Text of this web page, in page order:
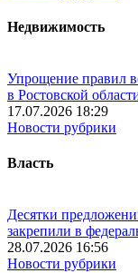
Недвижимость
Упрощение правил
в Ростовской
17.07.2026 18:29
Новости рубрики
Власть
Десятки
закрепили в
28.07.2026 16:56
Новости рубрики